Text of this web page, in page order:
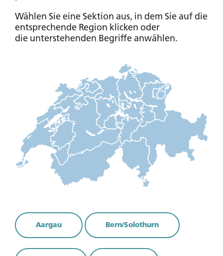
Wählen Sie eine Sektion aus, in dem Sie auf die
entsprechende Region klicken oder
die unterstehenden Begriffe anwählen.
Aargau Bern/Solothurn